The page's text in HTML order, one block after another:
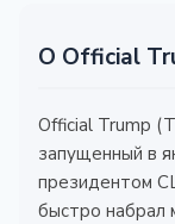
О Official
Official Trump
запущенный в
президентом
быстро набрал